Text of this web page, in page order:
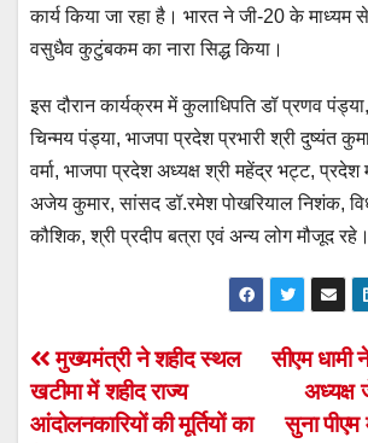
कार्य किया जा रहा है। भारत ने जी-20 के माध्यम
वसुधैव कुटुंबकम का नारा सिद्ध किया।
इस दौरान कार्यक्रम में कुलाधिपति डॉ प्रणव
चिन्मय पंड्या, भाजपा प्रदेश प्रभारी श्री दुष्यंत
वर्मा, भाजपा प्रदेश अध्यक्ष श्री महेंद्र भट्ट, प्रदेश
अजेय कुमार, सांसद डॉ.रमेश पोखरियाल निशंक,
कौशिक, श्री प्रदीप बत्रा एवं अन्य लोग मौजूद रहे।
Post
navigation
सीएम धामी
अध्यक्ष
सुना पीएम
मुख्यमंत्री ने शहीद स्थल
खटीमा में शहीद राज्य
आंदोलनकारियों की मूर्तियों का